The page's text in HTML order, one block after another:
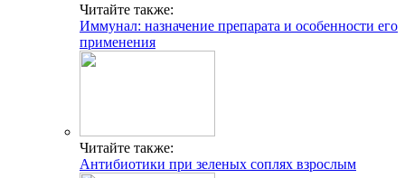
Читайте также:
Иммунал: назначение препарата и особенности его
применения
Читайте также:
Антибиотики при зеленых соплях взрослым